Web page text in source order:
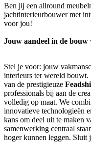
Ben jij een allround
jachtinterieurbouwer met
voor jou!
Jouw aandeel in de bouw
Stel je voor: jouw
interieurs ter wereld bouwt.
van de prestigieuze
professionals bij aan de
volledig op maat. We
innovatieve technologieën
kans om deel uit te maken
samenwerking centraal
hoger kunnen leggen. Sluit